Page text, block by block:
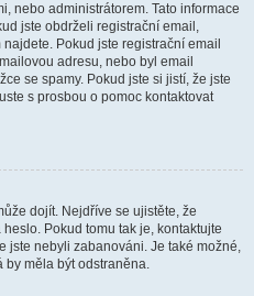
nebo administrátorem. Tato informace
jste obdrželi registrační email,
Pokud jste registrační email
adresu, nebo byl email
se spamy. Pokud jste si jistí, že jste
s prosbou o pomoc kontaktovat
dojít. Nejdříve se ujistěte, že
Pokud tomu tak je, kontaktujte
jste nebyli zabanováni. Je také možné,
by měla být odstraněna.